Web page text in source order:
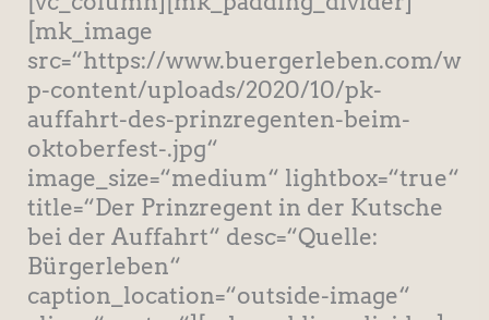
[mk_image
src=“https://www.buergerleben.com/w
p-content/uploads/2020/10/pk-
auffahrt-des-prinzregenten-beim-
oktoberfest-.jpg“
image_size=“medium“ lightbox=“true“
title=“Der Prinzregent in der Kutsche
bei der Auffahrt“ desc=“Quelle:
Bürgerleben“
caption_location=“outside-image“